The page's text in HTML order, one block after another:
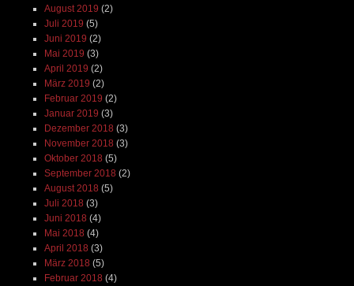
August 2019 (2)
Juli 2019 (5)
Juni 2019 (2)
Mai 2019 (3)
April 2019 (2)
März 2019 (2)
Februar 2019 (2)
Januar 2019 (3)
Dezember 2018 (3)
November 2018 (3)
Oktober 2018 (5)
September 2018 (2)
August 2018 (5)
Juli 2018 (3)
Juni 2018 (4)
Mai 2018 (4)
April 2018 (3)
März 2018 (5)
Februar 2018 (4)